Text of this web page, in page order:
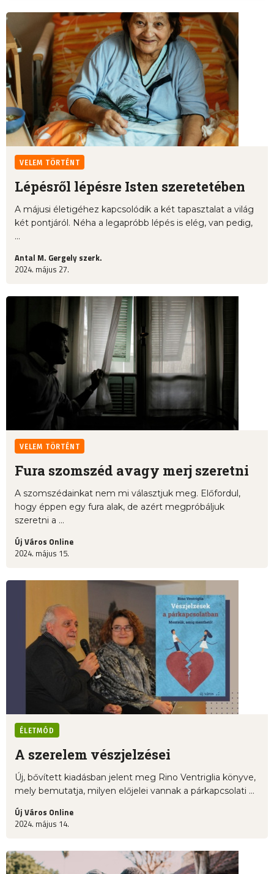
VELEM TÖRTÉNT
Lépésről lépésre Isten szeretetében
A májusi életigéhez kapcsolódik a két tapasztalat a világ
két pontjáról. Néha a legapróbb lépés is elég, van pedig,
...
Antal M. Gergely szerk.
2024. május 27.
VELEM TÖRTÉNT
Fura szomszéd avagy merj szeretni
A szomszédainkat nem mi választjuk meg. Előfordul,
hogy éppen egy fura alak, de azért megpróbáljuk
szeretni a ...
Új Város Online
2024. május 15.
ÉLETMÓD
A szerelem vészjelzései
Új, bővített kiadásban jelent meg Rino Ventriglia könyve,
mely bemutatja, milyen előjelei vannak a párkapcsolati ...
Új Város Online
2024. május 14.